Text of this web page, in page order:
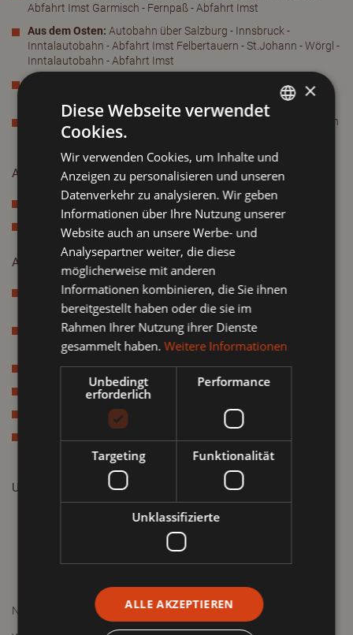
Abfahrt Imst Garmisch - Fernpaß - Abfahrt Imst
Aus dem Osten: Autobahn über Salzburg - Innsbruck -
Inntalautobahn - Abfahrt Imst Felbertauern - St.Johann - Wörgl -
Inntalautobahn - Abfahrt Imst
Arlbergtunnel - Inntalautobahn - Abfahrt
Brennerautobahn - Innsbruck - Inntalautobahn
- Abfahrt Imst
Anreise mit der Bahn
Über Innsbruck oder Landeck bis zum Bahnhof Imst - Pitztal.
Von dort verkehren mehrmals täglich Busse ins Pitztal.
Anreise mit dem Flugzeug
Flughafen Innsbruck (ca. 55 km), ab Innsbruck Hauptbahnhof
weiter mit Bus, Bahn oder Taxi
Allgäu Airport in Memmingen (ca. 130 km) weiter mit Bahn oder
Flughafen Zürich (ca. 240 km), weiter mit der Bahn
Flughafen München (ca. 265 km), weiter mit der Bahn
Flughafen Salzburg (ca. 235 km), weiter mit der Bahn
Unser Tipp
Nachhaltig anreisen - leicht gemacht!
ENGLISH
×
Diese Webseite verwendet
Cookies.
Wir verwenden Cookies, um Inhalte und
Anzeigen zu personalisieren und unseren
Datenverkehr zu analysieren. Wir geben
Informationen über Ihre Nutzung unserer
Website auch an unsere Werbe- und
Analysepartner weiter, die diese
möglicherweise mit anderen
Informationen kombinieren, die Sie ihnen
bereitgestellt haben oder die sie im
Rahmen Ihrer Nutzung ihrer Dienste
gesammelt haben.Weitere Informationen
Unbedingt
erforderlich
Performance
Targeting Funktionalität
Unklassifizierte
ALLE AKZEPTIEREN